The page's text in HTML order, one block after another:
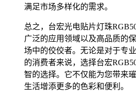
满足市场多样化的需求。
总之，台宏光电贴片灯珠
广泛的应用领域以及高品质的
场中的佼佼者。无论是对于专
的消费者来说，选择台宏
智的选择。它不仅能为您带来
生活增添更多的色彩和便利。